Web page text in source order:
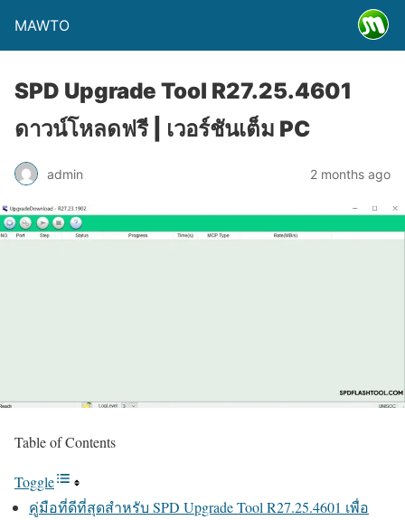
MAWTO
SPD Upgrade Tool R27.25.4601
ดาวน์โหลดฟรี | เวอร์ชันเต็ม PC
admin 2 months ago
Table of Contents
Toggle
คู่มือที่ดีที่สุดสำหรับ SPD Upgrade Tool R27.25.4601 เพื่อ